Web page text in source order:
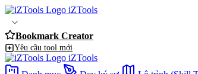
iZTools
Bookmark Creator
Yêu cầu tool mới
iZTools